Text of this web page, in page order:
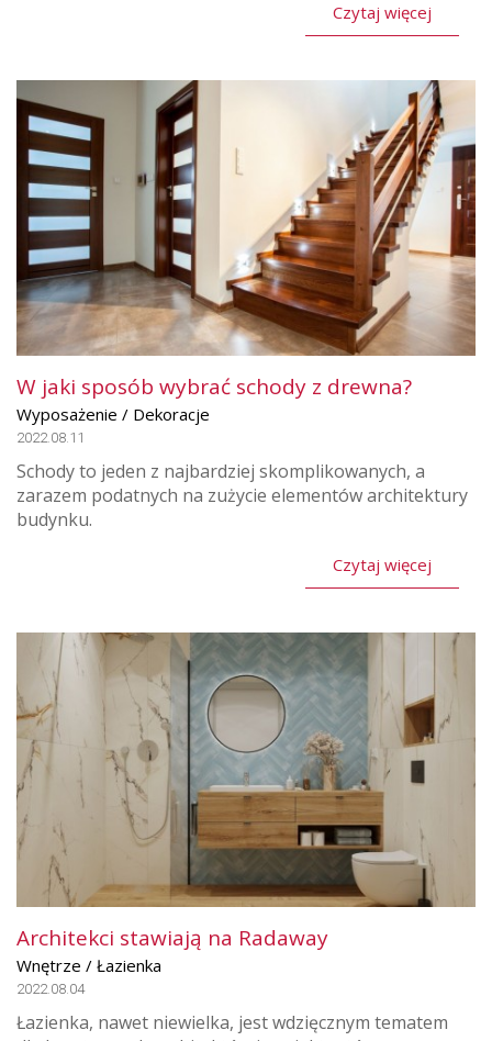
Czytaj więcej
W jaki sposób wybrać schody z drewna?
Wyposażenie / Dekoracje
2022.08.11
Schody to jeden z najbardziej skomplikowanych, a
zarazem podatnych na zużycie elementów architektury
budynku.
Czytaj więcej
Architekci stawiają na Radaway
Wnętrze / Łazienka
2022.08.04
Łazienka, nawet niewielka, jest wdzięcznym tematem